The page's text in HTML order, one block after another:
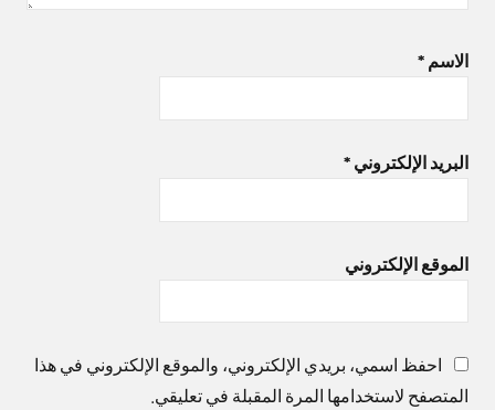
الاسم *
البريد الإلكتروني *
الموقع الإلكتروني
احفظ اسمي، بريدي الإلكتروني، والموقع الإلكتروني في هذا
المتصفح لاستخدامها المرة المقبلة في تعليقي.